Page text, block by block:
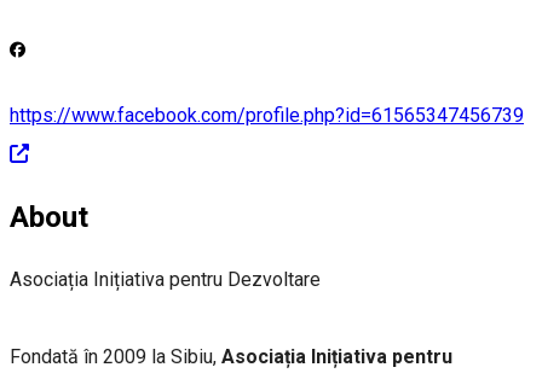
https://www.facebook.com/profile.php?id=61565347456739
About
Asociația Inițiativa pentru Dezvoltare
Fondată în 2009 la Sibiu, Asociația Inițiativa pentru